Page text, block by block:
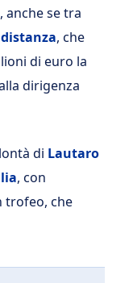
se tra
distanza, che
di euro la
dirigenza
di Lautaro
, con
trofeo, che